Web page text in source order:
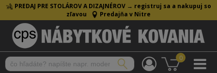
PREDAJ PRE STOLÁROV A DIZAJNÉROV → registruj sa a nakupuj so
zľavou
Predajňa v Nitre
0